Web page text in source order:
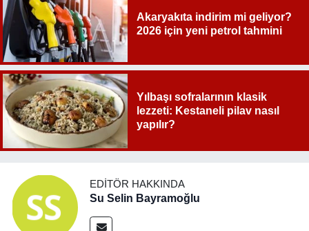
Akaryakıta indirim mi geliyor?
2026 için yeni petrol tahmini
Yılbaşı sofralarının klasik
lezzeti: Kestaneli pilav nasıl
yapılır?
EDITÖR HAKKINDA
Su Selin Bayramoğlu